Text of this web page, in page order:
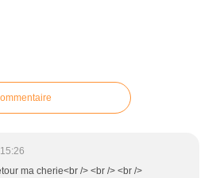
ma cherie<br /> <br /> <br />